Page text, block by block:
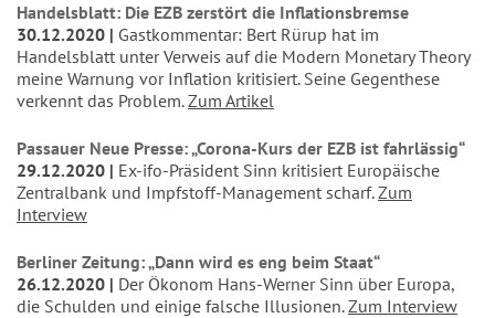
Handelsblatt: Die EZB zerstört die Inflationsbremse
30.12.2020
Gastkommentar: Bert Rürup hat im
Handelsblatt unter Verweis auf die Modern Monetary Theory
meine Warnung vor Inflation kritisiert. Seine Gegenthese
verkennt das Problem. Zum Artikel
Passauer Neue Presse: „Corona-Kurs der EZB ist fahrlässig“
29.12.2020
Ex-ifo-Präsident Sinn kritisiert Europäische
Zentralbank und Impfstoff-Management scharf. Zum
Interview
Berliner Zeitung: „Dann wird es eng beim Staat“
26.12.2020
Der Ökonom Hans-Werner Sinn über Europa,
die Schulden und einige falsche Illusionen. Zum Interview